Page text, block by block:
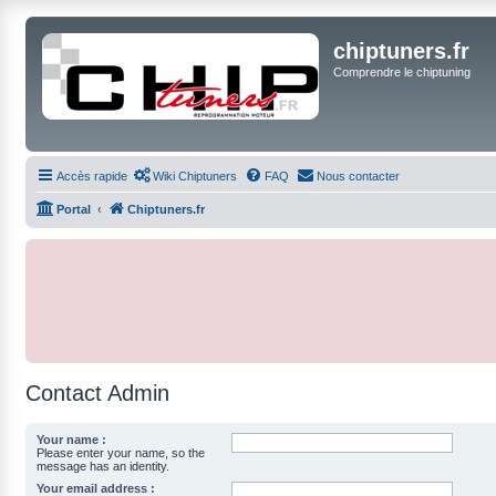
chiptuners.fr
Comprendre le chiptuning
Accès rapide Wiki Chiptuners FAQ Nous contacter
Portal Chiptuners.fr
Contact Admin
Your name :
Please enter your name, so the
message has an identity.
Your email address :